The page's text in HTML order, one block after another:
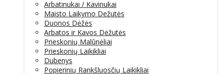
Arbatinukai / Kavinukai
Maisto Laikymo Dežutės
Duonos Dėžės
Arbatos ir Kavos Dėžutės
Prieskonių Malūnėliai
Prieskonių Laikikliai
Dubenys
Popierinių Rankšluosčių Laikikliai